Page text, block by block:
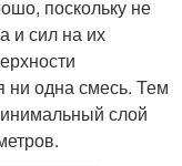
поскольку не
и сил на их
ни одна смесь. Тем
слой